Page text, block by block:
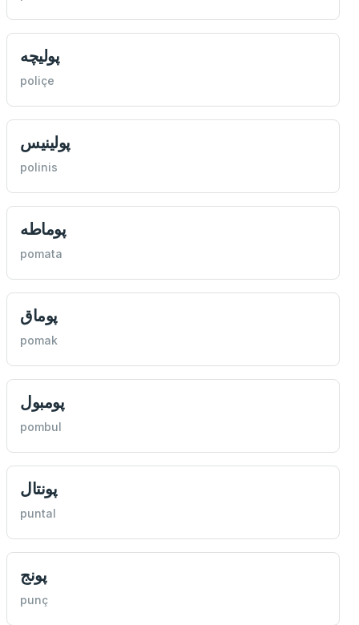
پوليچه
poliçe
پولينيس
polinis
پوماطه
pomata
پوماق
pomak
پومبول
pombul
پونتال
puntal
پونج
punç